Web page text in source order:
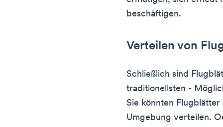
beschäftigen.
Verteilen von
Schließlich sind
traditionellsten -
Sie könnten
Umgebung verteilen.